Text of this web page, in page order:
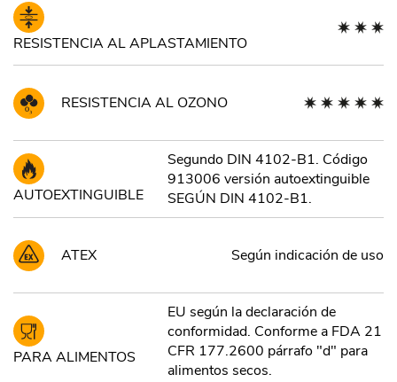
RESISTENCIA AL APLASTAMIENTO
RESISTENCIA AL OZONO
AUTOEXTINGUIBLE
Segundo DIN 4102-B1. Código
913006 versión autoextinguible
SEGÚN DIN 4102-B1.
ATEX Según indicación de uso
PARA ALIMENTOS
EU según la declaración de
conformidad. Conforme a FDA 21
CFR 177.2600 párrafo "d" para
alimentos secos.